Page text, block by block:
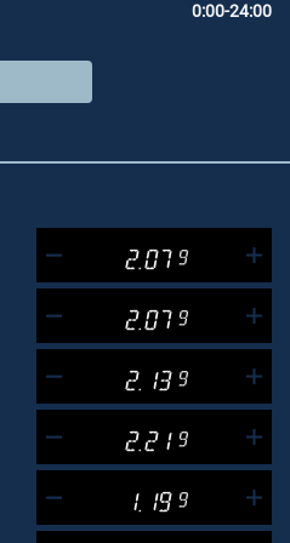
0:00-24:00
2.07 9
2.07 9
2.13 9
2.21 9
1.19 9